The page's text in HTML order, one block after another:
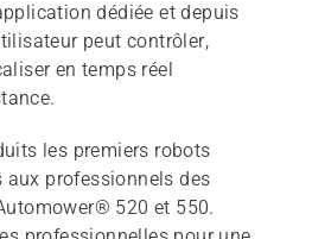
dédiée et depuis
peut contrôler,
en temps réel
les premiers robots
aux professionnels des
520 et 550.